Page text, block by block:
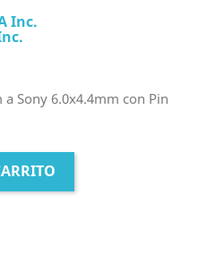
Inc.
Sony 6.0x4.4mm con Pin